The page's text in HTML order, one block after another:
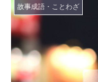
故事成語・ことわざ